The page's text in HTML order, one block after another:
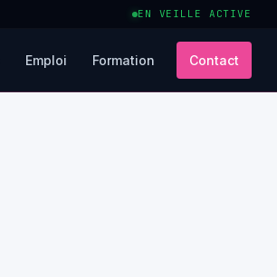
EN VEILLE ACTIVE
Emploi Formation Contact